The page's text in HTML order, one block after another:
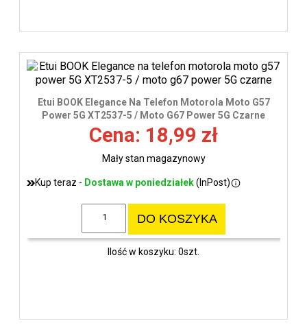
Etui BOOK Elegance Na Telefon Motorola Moto G57
Power 5G XT2537-5 / Moto G67 Power 5G Czarne
Cena: 18,99 zł
Mały stan magazynowy
Kup teraz - Dostawa w poniedziałek(InPost)
DO KOSZYKA
Ilość w koszyku: 0szt.